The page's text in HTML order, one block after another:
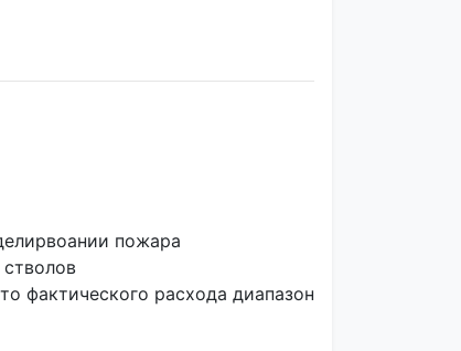
пожара
фактического расхода диапазон